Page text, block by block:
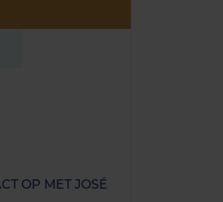
OP MET JOSÉ